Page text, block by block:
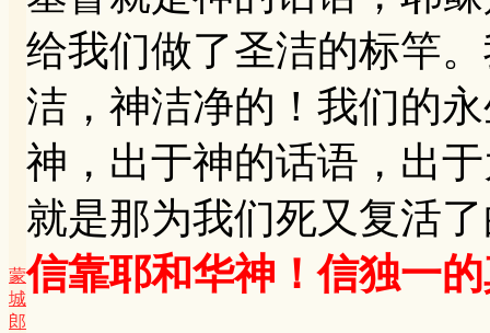
蒙
城
郎
给我们做了圣洁的标竿
洁，神洁净的！我们的
神，出于神的话语，出
就是那为我们死又复活
信靠耶和华神！信独一